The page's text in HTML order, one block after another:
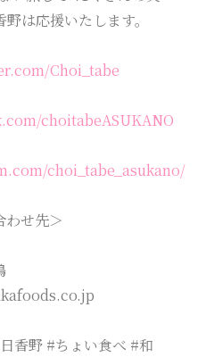
は応援いたします。
Choi_tabe
choitabeASUKANO
choi_tabe_asukano/
わせ先＞
香野 #ちょい食べ #和